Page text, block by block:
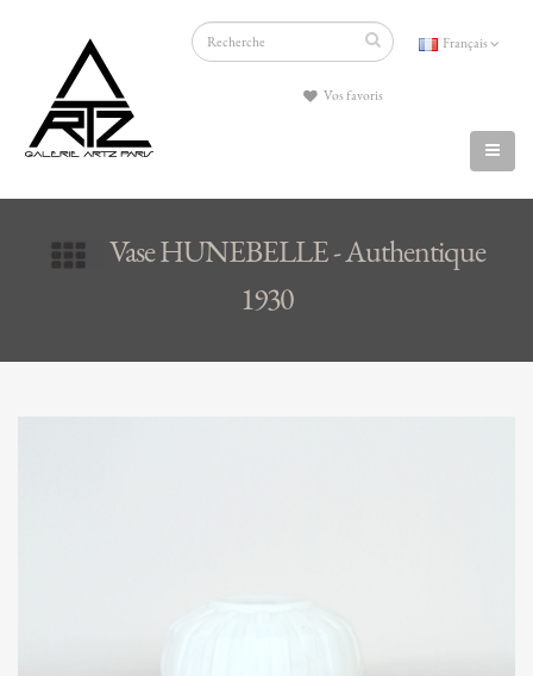
Français
Vos favoris
Vase HUNEBELLE - Authentique
1930